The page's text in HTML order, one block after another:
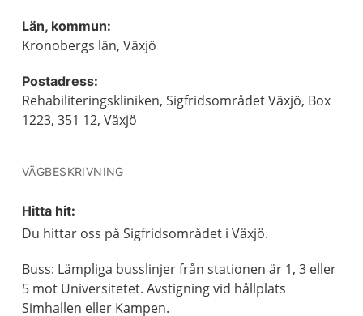
Län, kommun:
Kronobergs län, Växjö
Postadress:
Rehabiliteringskliniken, Sigfridsområdet Växjö, Box
1223, 351 12, Växjö
VÄGBESKRIVNING
Hitta hit:
Du hittar oss på Sigfridsområdet i Växjö.
Buss: Lämpliga busslinjer från stationen är 1, 3 eller
5 mot Universitetet. Avstigning vid hållplats
Simhallen eller Kampen.